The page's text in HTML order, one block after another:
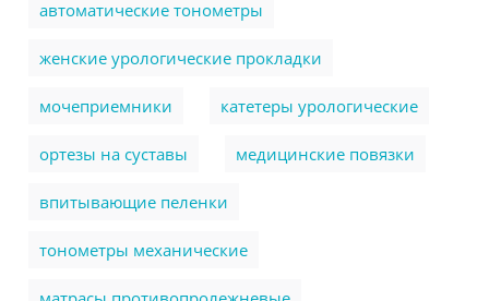
автоматические тонометры
женские урологические прокладки
мочеприемники катетеры урологические
ортезы на суставы медицинские повязки
впитывающие пеленки
тонометры механические